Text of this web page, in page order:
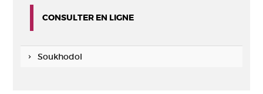
CONSULTER EN LIGNE
Soukhodol